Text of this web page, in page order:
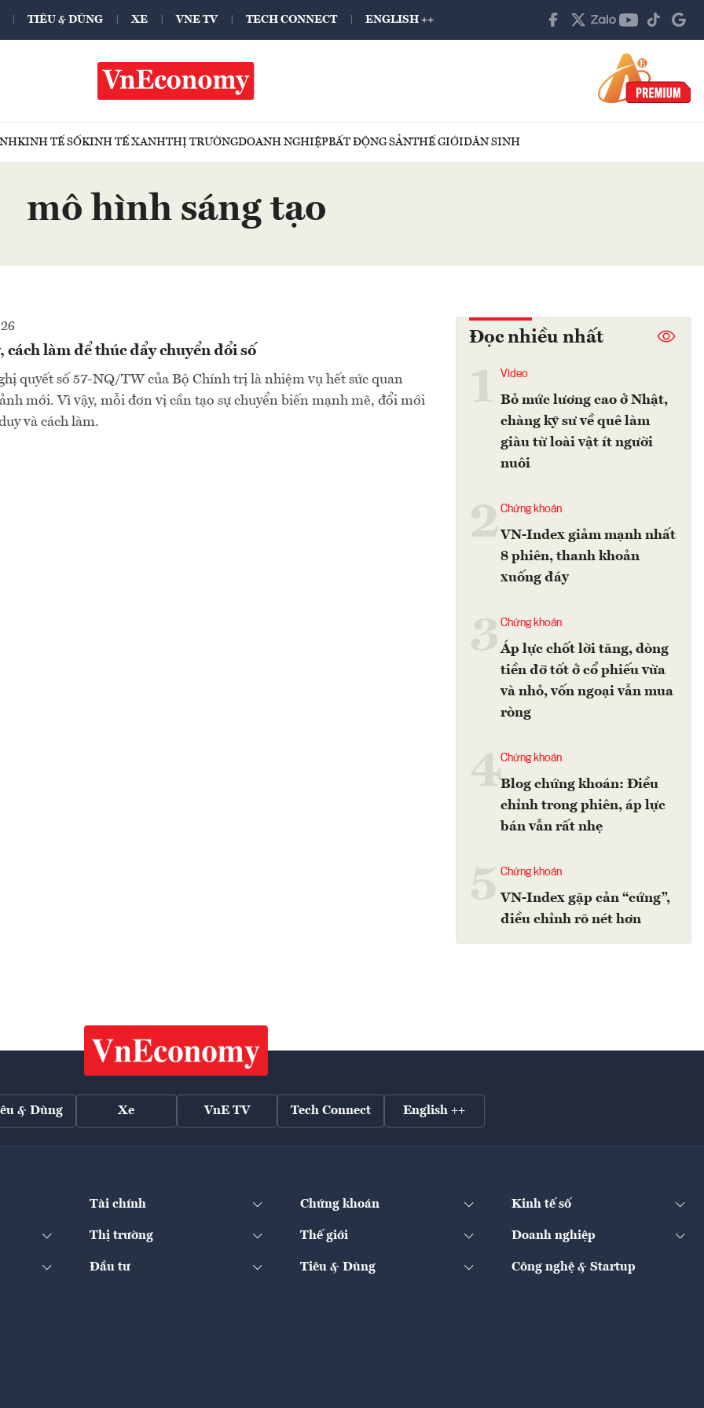
TIÊU & DÙNG XE VNE TV TECH CONNECT ENGLISH ++
KINH TẾ SỐKINH TẾ XANHTHỊ TRƯỜNGDOANH NGHIỆPBẤT ĐỘNG SẢNTHẾ GIỚIDÂN SINH
mô hình sáng tạo
làm để thúc đẩy chuyển đổi số
quyết số 57-NQ/TW của Bộ Chính trị là nhiệm vụ hết sức quan
mới. Vì vậy, mỗi đơn vị cần tạo sự chuyển biến mạnh mẽ, đổi mới
và cách làm.
Đọc nhiều nhất
Video
Bỏ mức lương cao ở Nhật,
chàng kỹ sư về quê làm
giàu từ loài vật ít người
nuôi
2Chứng khoán
VN-Index giảm mạnh nhất
8 phiên, thanh khoản
xuống đáy
Chứng khoán
Áp lực chốt lời tăng, dòng
tiền đỡ tốt ở cổ phiếu vừa
và nhỏ, vốn ngoại vẫn mua
ròng
4Chứng khoán
Blog chứng khoán: Điều
chỉnh trong phiên, áp lực
bán vẫn rất nhẹ
Chứng khoán
VN-Index gặp cản “cứng”,
điều chỉnh rõ nét hơn
& Dùng Xe VnE TV Tech Connect English ++
Tài chính Chứng khoán Kinh tế số
Thị trường Thế giới Doanh nghiệp
Đầu tư Tiêu & Dùng Công nghệ & Startup